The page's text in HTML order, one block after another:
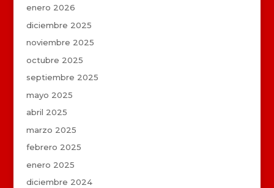
enero 2026
diciembre 2025
noviembre 2025
octubre 2025
septiembre 2025
mayo 2025
abril 2025
marzo 2025
febrero 2025
enero 2025
diciembre 2024